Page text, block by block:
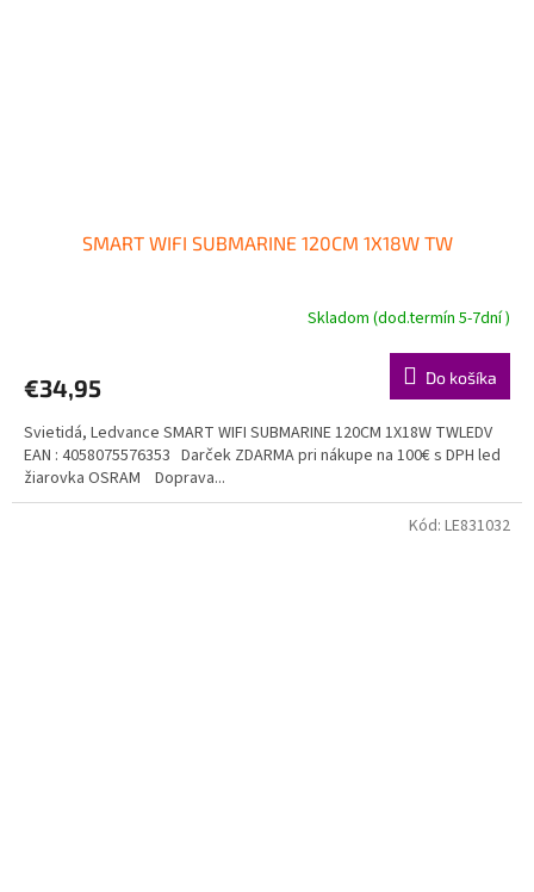
SMART WIFI SUBMARINE 120CM 1X18W TW
Skladom (dod.termín 5-7dní )
€34,95 Do košíka
Svietidá, Ledvance SMART WIFI SUBMARINE 120CM 1X18W TWLEDV
EAN : 4058075576353 Darček ZDARMA pri nákupe na 100€ s DPH led
žiarovka OSRAM Doprava...
Kód: LE831032